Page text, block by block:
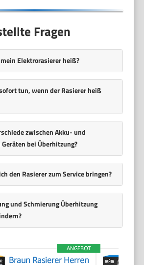
Fragen
Elektrorasierer heiß?
tun, wenn der Rasierer heiß
zwischen Akku- und
bei Überhitzung?
den Rasierer zum Service bringen?
und Schmierung Überhitzung
ANGEBOT
Braun Rasierer Herren